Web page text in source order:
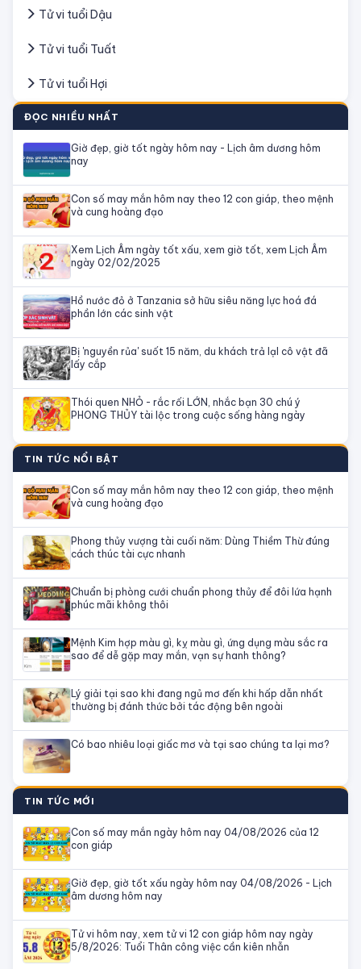
Tử vi tuổi Dậu
Tử vi tuổi Tuất
Tử vi tuổi Hợi
ĐỌC NHIỀU NHẤT
Giờ đẹp, giờ tốt ngày hôm nay - Lịch âm dương hôm
nay
Con số may mắn hôm nay theo 12 con giáp, theo mệnh
và cung hoàng đạo
Xem Lịch Âm ngày tốt xấu, xem giờ tốt, xem Lịch Âm
ngày 02/02/2025
Hồ nước đỏ ở Tanzania sở hữu siêu năng lực hoá đá
phần lớn các sinh vật
Bị 'nguyền rủa' suốt 15 năm, du khách trả lạI cô vật đã
lấy cắp
Thói quen NHỎ - rắc rối LỚN, nhắc bạn 30 chú ý
PHONG THỦY tài lộc trong cuộc sống hàng ngày
TIN TỨC NỔI BẬT
Con số may mắn hôm nay theo 12 con giáp, theo mệnh
và cung hoàng đạo
Phong thủy vượng tài cuối năm: Dùng Thiềm Thừ đúng
cách thúc tài cực nhanh
Chuẩn bị phòng cưới chuẩn phong thủy để đôi lứa hạnh
phúc mãi không thôi
Mệnh Kim hợp màu gì, kỵ màu gì, ứng dụng màu sắc ra
sao để dễ gặp may mắn, vạn sự hanh thông?
Lý giải tại sao khi đang ngủ mơ đến khi hấp dẫn nhất
thường bị đánh thức bởi tác động bên ngoài
Có bao nhiêu loại giấc mơ và tại sao chúng ta lại mơ?
TIN TỨC MỚI
Con số may mắn ngày hôm nay 04/08/2026 của 12
con giáp
Giờ đẹp, giờ tốt xấu ngày hôm nay 04/08/2026 - Lịch
âm dương hôm nay
Tử vi hôm nay, xem tử vi 12 con giáp hôm nay ngày
5/8/2026: Tuổi Thân công việc cần kiên nhẫn